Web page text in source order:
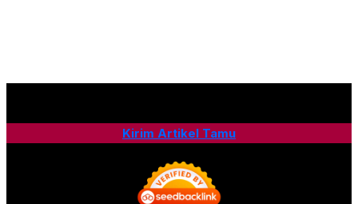
Kirim Artikel Tamu